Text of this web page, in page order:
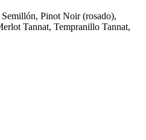
Pinot Noir (rosado),
Tannat, Tempranillo Tannat,